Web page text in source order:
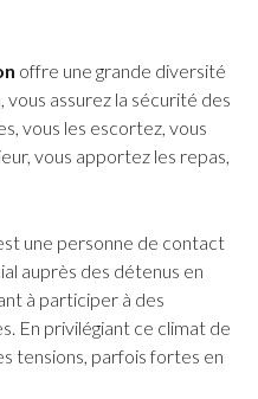
offre une grande diversité
vous assurez la sécurité des
vous les escortez, vous
vous apportez les repas,
une personne de contact
auprès des détenus en
à participer à des
En privilégiant ce climat de
tensions, parfois fortes en